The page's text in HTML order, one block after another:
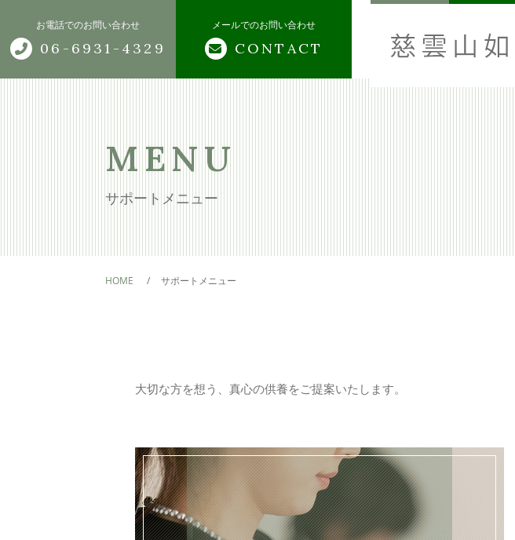
お電話でのお問い合わせ
06-6931-4329
メールでのお問い合わせ
CONTACT
トップページ
サポートメニュー
住職紹介
ご利用者様の声
アクセス
MENU
サポートメニュー
HOME サポートメニュー
大切な方を想う、真心の供養をご提案いたします。